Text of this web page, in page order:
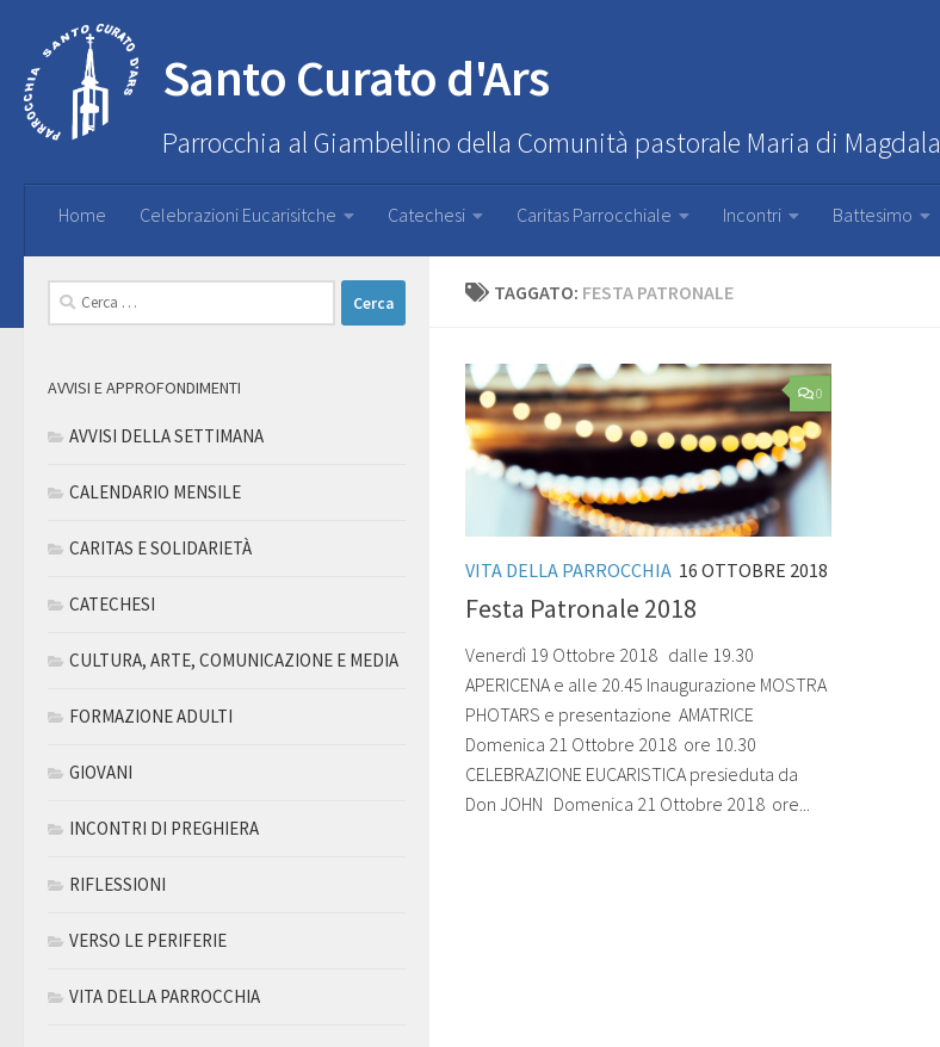
Santo Curato d'Ars
Parrocchia al Giambellino della Comunità pastorale Maria di Magdala
Home Celebrazioni Eucarisitche Catechesi Caritas Parrocchiale Incontri Battesimo
TAGGATO: FESTA PATRONALE
0
VITA DELLA PARROCCHIA 16 OTTOBRE 2018
Festa Patronale 2018
Venerdì 19 Ottobre 2018 dalle 19.30
APERICENA e alle 20.45 Inaugurazione MOSTRA
PHOTARS e presentazione AMATRICE
Domenica 21 Ottobre 2018 ore 10.30
CELEBRAZIONE EUCARISTICA presieduta da
Don JOHN Domenica 21 Ottobre 2018 ore...
Ricerca
per:
AVVISI E APPROFONDIMENTI
AVVISI DELLA SETTIMANA
CALENDARIO MENSILE
CARITAS E SOLIDARIETÀ
CATECHESI
CULTURA, ARTE, COMUNICAZIONE E MEDIA
FORMAZIONE ADULTI
GIOVANI
INCONTRI DI PREGHIERA
RIFLESSIONI
VERSO LE PERIFERIE
VITA DELLA PARROCCHIA